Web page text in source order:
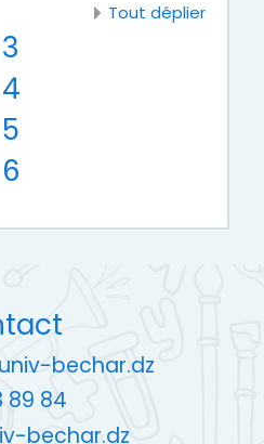
Tout déplier
bechar.dz
89 84
bechar.dz